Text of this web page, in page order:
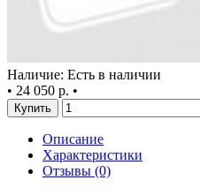
Наличие: Есть в наличии
• 24 050 р. •
Купить
Описание
Характеристики
Отзывы (0)